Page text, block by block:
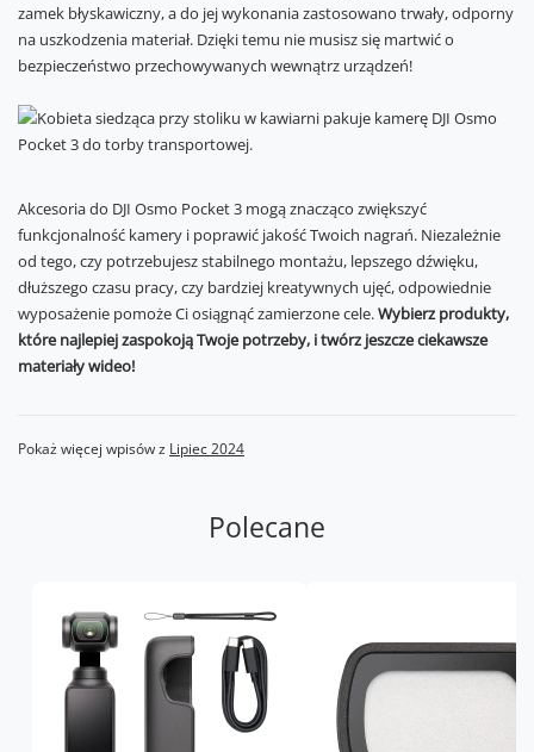
zamek błyskawiczny, a do jej wykonania zastosowano trwały, odporny
na uszkodzenia materiał. Dzięki temu nie musisz się martwić o
bezpieczeństwo przechowywanych wewnątrz urządzeń!
Akcesoria do DJI Osmo Pocket 3 mogą znacząco zwiększyć
funkcjonalność kamery i poprawić jakość Twoich nagrań. Niezależnie
od tego, czy potrzebujesz stabilnego montażu, lepszego dźwięku,
dłuższego czasu pracy, czy bardziej kreatywnych ujęć, odpowiednie
wyposażenie pomoże Ci osiągnąć zamierzone cele.Wybierz produkty,
które najlepiej zaspokoją Twoje potrzeby, i twórz jeszcze ciekawsze
materiały wideo!
Pokaż więcej wpisów z Lipiec 2024
Polecane